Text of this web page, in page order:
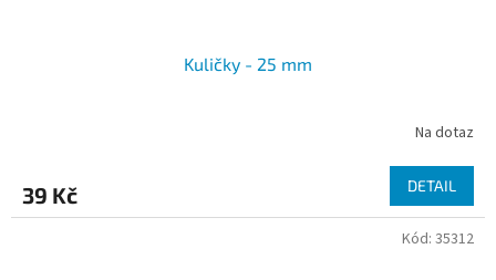
Kuličky - 25 mm
Na dotaz
39 Kč DETAIL
Kód: 35312